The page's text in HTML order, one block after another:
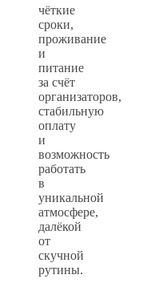
чёткие
сроки,
проживание
и
питание
за счёт
организаторов,
стабильную
оплату
и
возможность
работать
в
уникальной
атмосфере,
далёкой
от
скучной
рутины.